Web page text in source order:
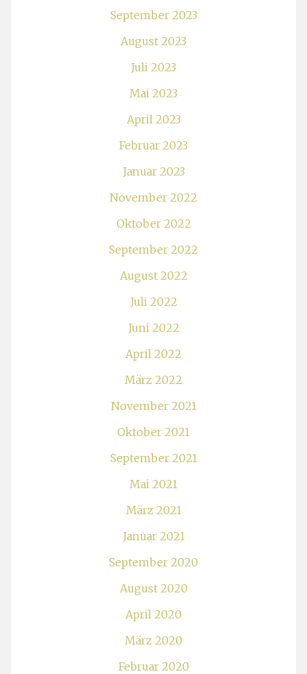
September 2023
August 2023
Juli 2023
Mai 2023
April 2023
Februar 2023
Januar 2023
November 2022
Oktober 2022
September 2022
August 2022
Juli 2022
Juni 2022
April 2022
März 2022
November 2021
Oktober 2021
September 2021
Mai 2021
März 2021
Januar 2021
September 2020
August 2020
April 2020
März 2020
Februar 2020